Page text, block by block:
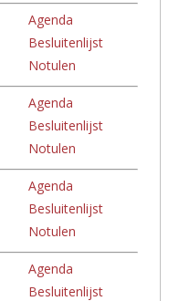
Agenda
Besluitenlijst
Notulen
Agenda
Besluitenlijst
Notulen
Agenda
Besluitenlijst
Notulen
Agenda
Besluitenlijst